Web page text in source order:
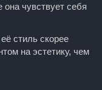
она чувствует себя
стиль скорее
на эстетику, чем